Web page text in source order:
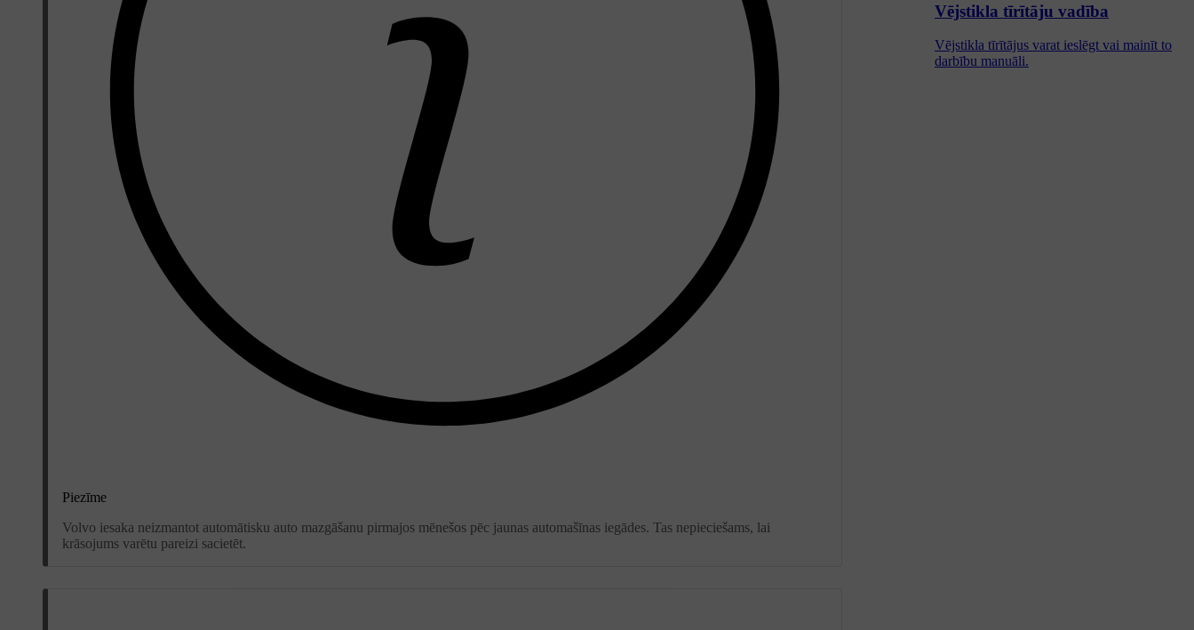
Piezīme
Volvo iesaka neizmantot automātisku auto mazgāšanu pirmajos mēnešos pēc jaunas automašīnas iegādes. Tas nepieciešams, lai
krāsojums varētu pareizi sacietēt.
Vējstikla tīrītāju vadība
Vējstikla tīrītājus varat ieslēgt vai mainīt to
darbību manuāli.